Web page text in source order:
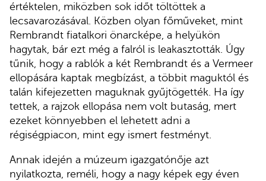
értéktelen, miközben sok időt töltöttek a
lecsavarozásával. Közben olyan főműveket, mint
Rembrandt fiatalkori önarcképe, a helyükön
hagytak, bár ezt még a falról is leakasztották. Úgy
tűnik, hogy a rablók a két Rembrandt és a Vermeer
ellopására kaptak megbízást, a többit maguktól és
talán kifejezetten maguknak gyűjtögették. Ha így
tettek, a rajzok ellopása nem volt butaság, mert
ezeket könnyebben el lehetett adni a
régiségpiacon, mint egy ismert festményt.
Annak idején a múzeum igazgatónője azt
nyilatkozta, reméli, hogy a nagy képek egy éven